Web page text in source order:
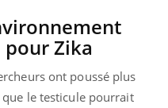
Zika
ont poussé plus
le testicule pourrait